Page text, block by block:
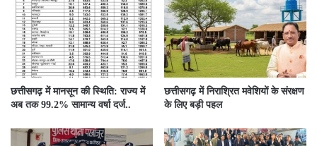
छत्तीसगढ़ में मानसून की स्थिति: राज्य में
अब तक 99.2% सामान्य वर्षा दर्ज..
छत्तीसगढ़ में निराश्रित मवेशियों के संरक्षण
के लिए बड़ी पहल